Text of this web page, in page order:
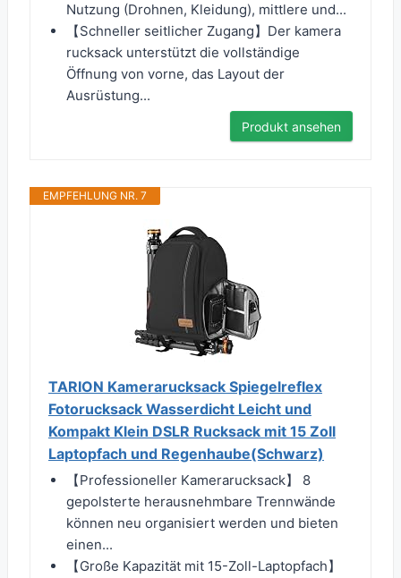
Nutzung (Drohnen, Kleidung), mittlere und...
【Schneller seitlicher Zugang】Der kamera
rucksack unterstützt die vollständige
Öffnung von vorne, das Layout der
Ausrüstung...
Produkt ansehen
EMPFEHLUNG NR. 7
TARION Kamerarucksack Spiegelreflex
Fotorucksack Wasserdicht Leicht und
Kompakt Klein DSLR Rucksack mit 15 Zoll
Laptopfach und Regenhaube(Schwarz)
【Professioneller Kamerarucksack】 8
gepolsterte herausnehmbare Trennwände
können neu organisiert werden und bieten
einen...
【Große Kapazität mit 15-Zoll-Laptopfach】